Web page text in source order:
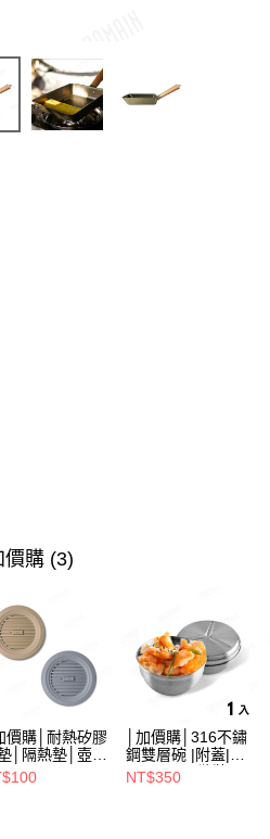
價購 (3)
價購│耐熱矽膠
│隔熱墊│壺墊
15.2cm GS152
│加價購│316不鏽
鋼雙層碗 |附蓋|
14cm (1入散裝)
SG0141
NT$350